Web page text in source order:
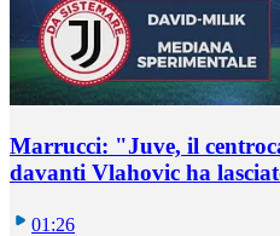
Marrucci: "Juve, il
davanti Vlahovic ha
01:26